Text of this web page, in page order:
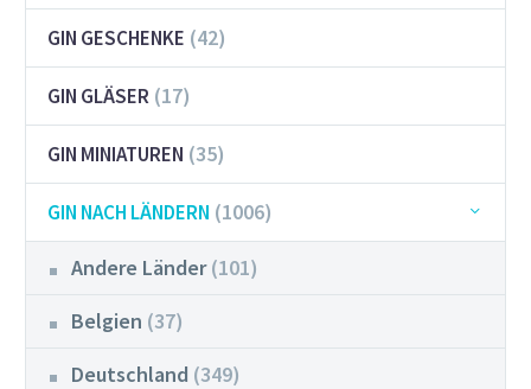
GIN GESCHENKE (42)
GIN GLÄSER (17)
GIN MINIATUREN (35)
GIN NACH LÄNDERN (1006)
Andere Länder (101)
Belgien (37)
Deutschland (349)